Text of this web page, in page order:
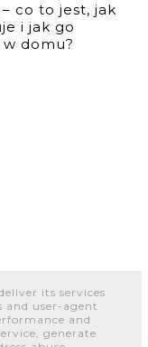
– co to jest, jak
i jak go
domu?
PORTFOLIO
its services
and user-agent
and
generate